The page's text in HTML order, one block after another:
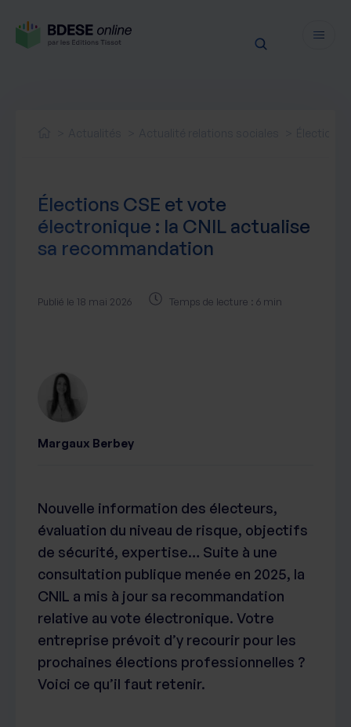
Actualités produit
Notre newsletter
Nos webinaires
Nos accompagnements
Élections CSE et vote
électronique : la CNIL actualise
sa recommandation
Publié le 18 mai 2026 Temps de lecture : 6 min
Nouvelle information des électeurs,
évaluation du niveau de risque, objectifs
de sécurité, expertise… Suite à une
consultation publique menée en 2025, la
CNIL a mis à jour sa recommandation
relative au vote électronique. Votre
entreprise prévoit d’y recourir pour les
prochaines élections professionnelles ?
Voici ce qu’il faut retenir.
Margaux Berbey